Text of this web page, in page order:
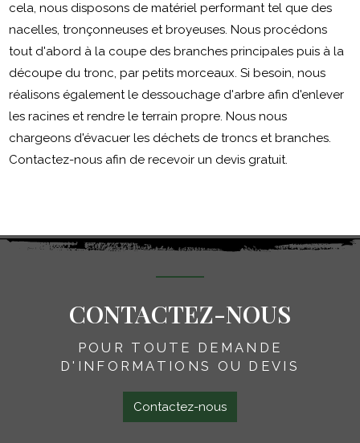
cela, nous disposons de matériel performant tel que des
nacelles, tronçonneuses et broyeuses. Nous procédons
tout d'abord à la coupe des branches principales puis à la
découpe du tronc, par petits morceaux. Si besoin, nous
réalisons également le dessouchage d'arbre afin d'enlever
les racines et rendre le terrain propre. Nous nous
chargeons d'évacuer les déchets de troncs et branches.
Contactez-nous afin de recevoir un devis gratuit.
CONTACTEZ-NOUS
POUR TOUTE DEMANDE
D'INFORMATIONS OU DEVIS
Contactez-nous